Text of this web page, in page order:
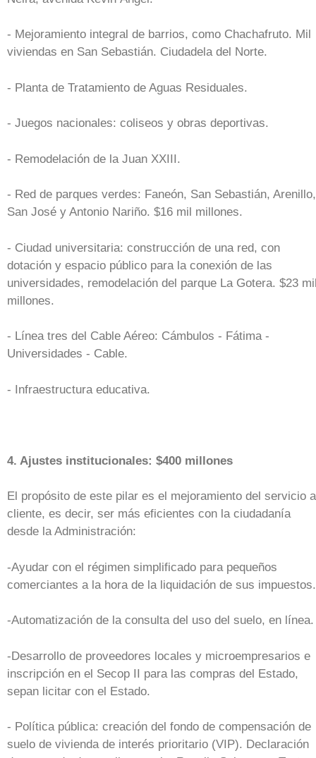
- Mejoramiento integral de barrios, como Chachafruto. Mil
viviendas en San Sebastián. Ciudadela del Norte.
- Planta de Tratamiento de Aguas Residuales.
- Juegos nacionales: coliseos y obras deportivas.
- Remodelación de la Juan XXIII.
- Red de parques verdes: Faneón, San Sebastián, Arenillo,
San José y Antonio Nariño. $16 mil millones.
- Ciudad universitaria: construcción de una red, con
dotación y espacio público para la conexión de las
universidades, remodelación del parque La Gotera. $23
millones.
- Línea tres del Cable Aéreo: Cámbulos - Fátima -
Universidades - Cable.
- Infraestructura educativa.
4. Ajustes institucionales: $400 millones
El propósito de este pilar es el mejoramiento del servicio
cliente, es decir, ser más eficientes con la ciudadanía
desde la Administración:
-Ayudar con el régimen simplificado para pequeños
comerciantes a la hora de la liquidación de sus impuestos.
-Automatización de la consulta del uso del suelo, en línea.
-Desarrollo de proveedores locales y microempresarios e
inscripción en el Secop II para las compras del Estado,
sepan licitar con el Estado.
- Política pública: creación del fondo de compensación de
suelo de vivienda de interés prioritario (VIP). Declaración